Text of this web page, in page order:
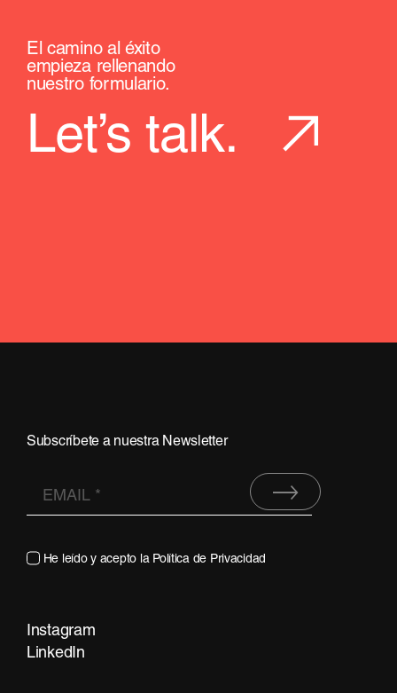
El camino al éxito
empieza rellenando
nuestro formulario.
Let’s talk.
Subscríbete a nuestra Newsletter
He leído y acepto la Política de Privacidad
Instagram
LinkedIn